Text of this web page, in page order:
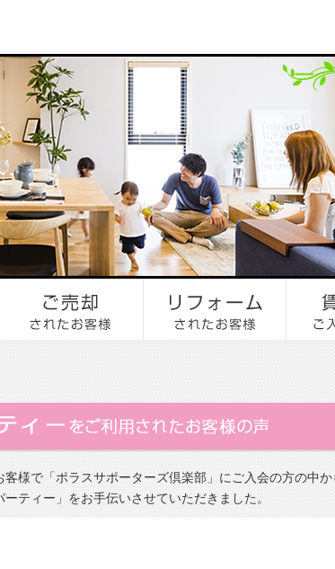
様で「ポラスサポーターズ倶楽部」にご入会の方の中
ティー」をお手伝いさせていただきました。